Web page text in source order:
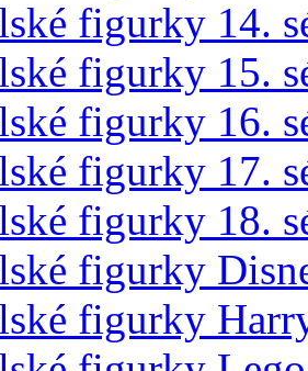
figurky 14.
figurky 15.
figurky 16.
figurky 17.
figurky 18.
figurky
figurky